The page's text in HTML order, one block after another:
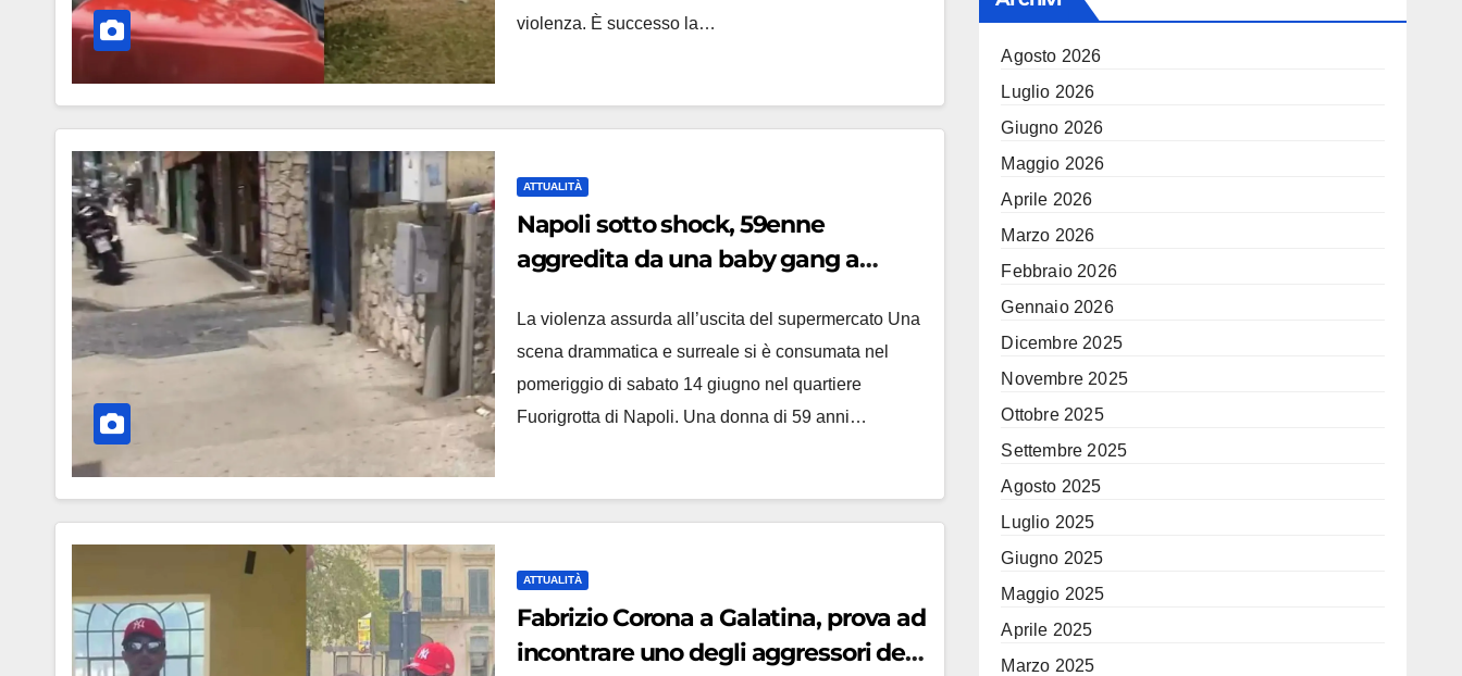
violenza. È successo la…
ATTUALITÀ
Napoli sotto shock, 59enne
aggredita da una baby gang a
minorenni
La violenza assurda all’uscita del supermercato Una
scena drammatica e surreale si è consumata nel
pomeriggio di sabato 14 giugno nel quartiere
Fuorigrotta di Napoli. Una donna di 59 anni…
ATTUALITÀ
Fabrizio Corona a Galatina, prova ad
incontrare uno degli aggressori del
Agosto 2026
Luglio 2026
Giugno 2026
Maggio 2026
Aprile 2026
Marzo 2026
Febbraio 2026
Gennaio 2026
Dicembre 2025
Novembre 2025
Ottobre 2025
Settembre 2025
Agosto 2025
Luglio 2025
Giugno 2025
Maggio 2025
Aprile 2025
Marzo 2025